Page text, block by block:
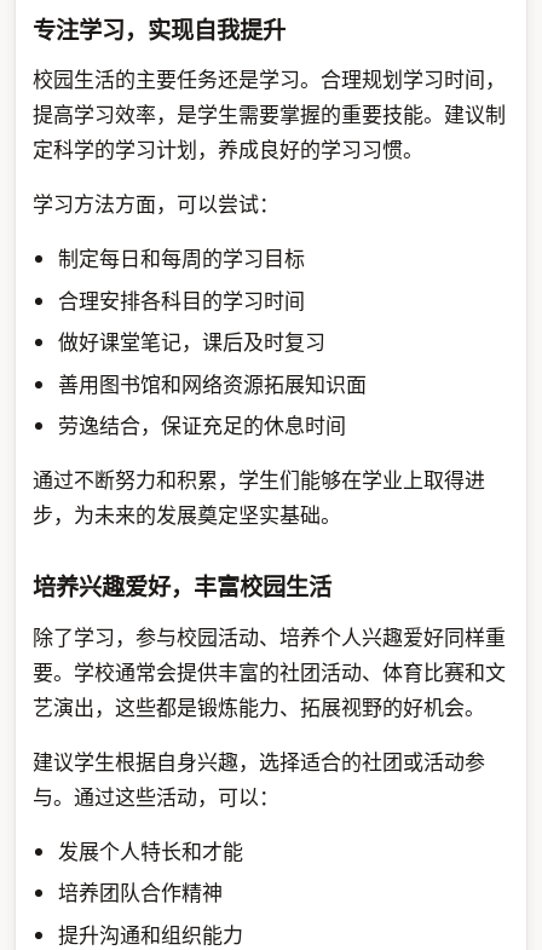
专注学习，实现自我提升
校园生活的主要任务还是学习。合理规划学习时间，
提高学习效率，是学生需要掌握的重要技能。建议制
定科学的学习计划，养成良好的学习习惯。
学习方法方面，可以尝试：
制定每日和每周的学习目标
合理安排各科目的学习时间
做好课堂笔记，课后及时复习
善用图书馆和网络资源拓展知识面
劳逸结合，保证充足的休息时间
通过不断努力和积累，学生们能够在学业上取得进
步，为未来的发展奠定坚实基础。
培养兴趣爱好，丰富校园生活
除了学习，参与校园活动、培养个人兴趣爱好同样重
要。学校通常会提供丰富的社团活动、体育比赛和文
艺演出，这些都是锻炼能力、拓展视野的好机会。
建议学生根据自身兴趣，选择适合的社团或活动参
与。通过这些活动，可以：
发展个人特长和才能
培养团队合作精神
提升沟通和组织能力